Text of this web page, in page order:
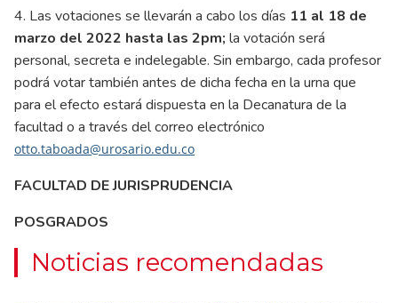
4. Las votaciones se llevarán a cabo los días 11 al 18 de
marzo del 2022 hasta las 2pm; la votación será
personal, secreta e indelegable. Sin embargo, cada profesor
podrá votar también antes de dicha fecha en la urna que
para el efecto estará dispuesta en la Decanatura de la
facultad o a través del correo electrónico
otto.taboada@urosario.edu.co
FACULTAD DE JURISPRUDENCIA
POSGRADOS
Noticias recomendadas